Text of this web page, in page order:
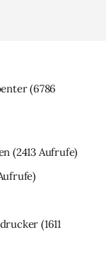
(6786
(2413 Aufrufe)
(1611